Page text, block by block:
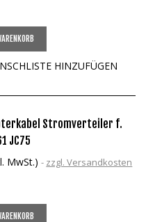
HINZUFÜGEN
Stromverteiler f.
JC75
MwSt.)
zzgl. Versandkosten